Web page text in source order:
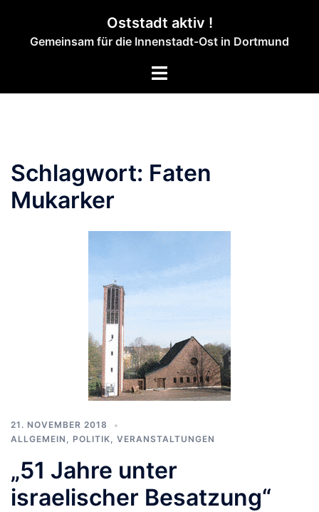
springen
Oststadt aktiv !
Gemeinsam für die Innenstadt-Ost in Dortmund
Menü
Schlagwort: Faten
Mukarker
21. NOVEMBER 2018
ALLGEMEIN , POLITIK, VERANSTALTUNGEN
„51 Jahre unter
israelischer Besatzung“